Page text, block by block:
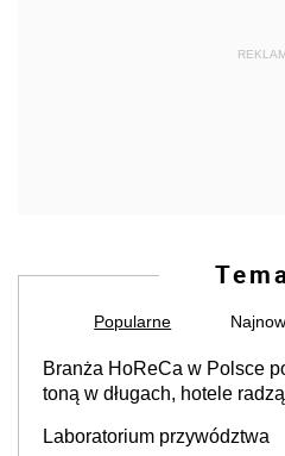
Popularne
Branża HoReCa w Polsce
toną w długach, hotele
Laboratorium przywództwa